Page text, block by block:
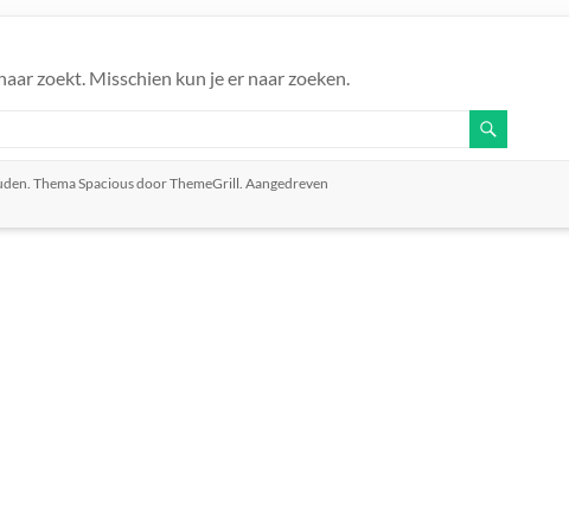
zoekt. Misschien kun je er naar zoeken.
ThemaSpaciousdoor ThemeGrill. Aangedreven